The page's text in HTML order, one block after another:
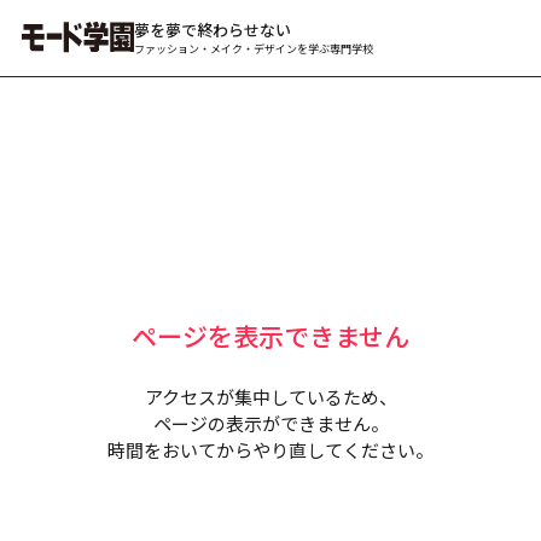
夢を夢で終わらせない
ファッション・メイク・デザインを学ぶ専門学校
ページを表示できません
アクセスが集中しているため、
ページの表示ができません。
時間をおいてからやり直してください。